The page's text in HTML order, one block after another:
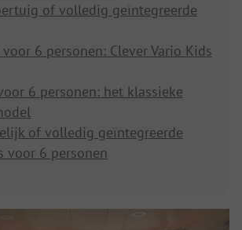
of volledig geïntegreerde
voor 6 personen: Clever Vario Kids
6 personen: het klassieke
of volledig geïntegreerde
voor 6 personen